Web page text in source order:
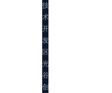
技
术
开
发
区
光
谷
创